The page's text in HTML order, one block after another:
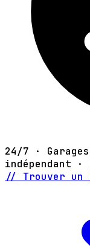
24/7 ·
indépendant ·
// Trouver un